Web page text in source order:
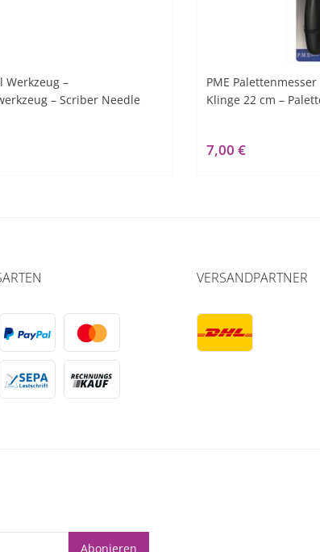
Werkzeug –
– Scriber Needle
PME
Klinge 22 cm –
7,00 €
VERSANDPARTNER
Abonieren